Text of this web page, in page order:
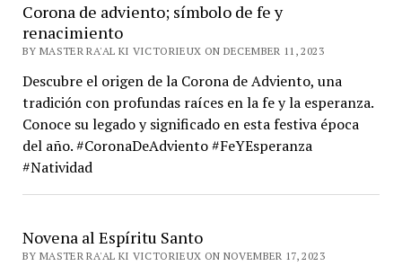
Corona de adviento; símbolo de fe y
renacimiento
BY MASTER RA'AL KI VICTORIEUX ON DECEMBER 11, 2023
Descubre el origen de la Corona de Adviento, una
tradición con profundas raíces en la fe y la esperanza.
Conoce su legado y significado en esta festiva época
del año. #CoronaDeAdviento #FeYEsperanza
#Natividad
Novena al Espíritu Santo
BY MASTER RA'AL KI VICTORIEUX ON NOVEMBER 17, 2023